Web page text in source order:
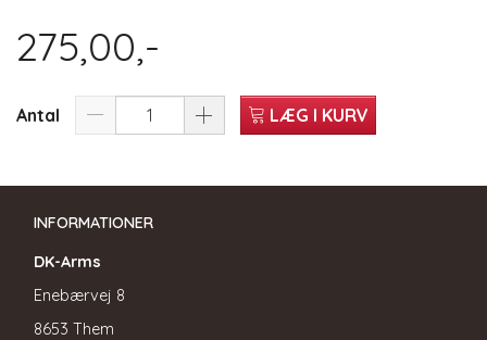
275,00,-
Antal LÆG I KURV
INFORMATIONER
DK-Arms
Enebærvej 8
8653 Them